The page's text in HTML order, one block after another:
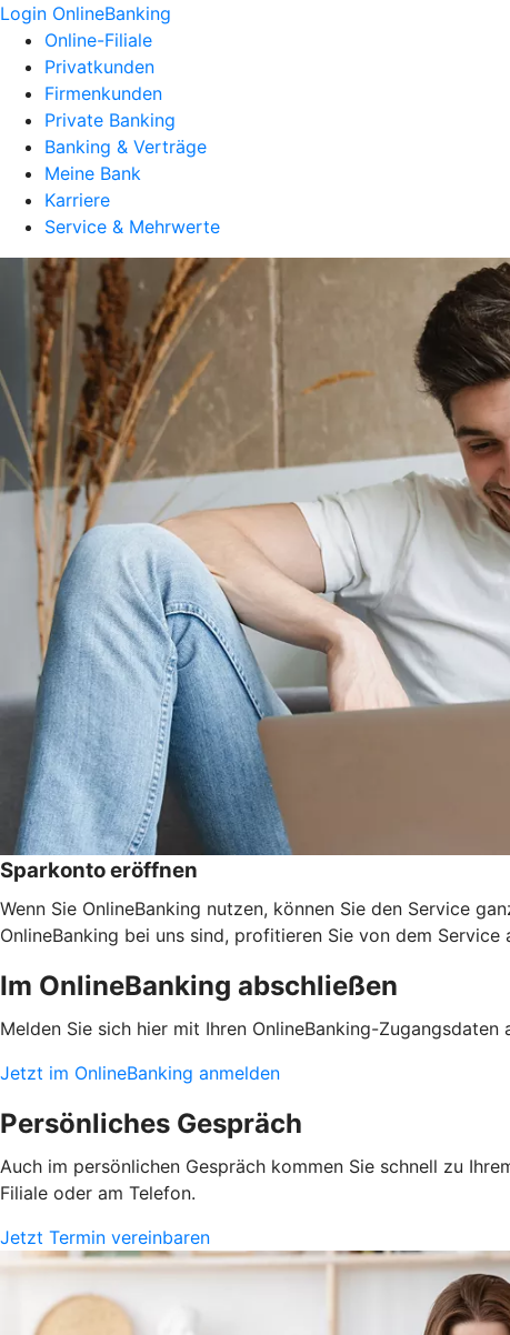
Login OnlineBanking
Online-Filiale
Privatkunden
Firmenkunden
Private Banking
Banking & Verträge
Meine Bank
Karriere
Service & Mehrwerte
Sparkonto eröffnen
Wenn Sie OnlineBanking nutzen, können Sie den Service
OnlineBanking bei uns sind, profitieren Sie von dem
Im OnlineBanking abschließen
Melden Sie sich hier mit Ihren OnlineBanking-
Jetzt im OnlineBanking anmelden
Persönliches Gespräch
Auch im persönlichen Gespräch kommen Sie schnell zu
Filiale oder am Telefon.
Jetzt Termin vereinbaren